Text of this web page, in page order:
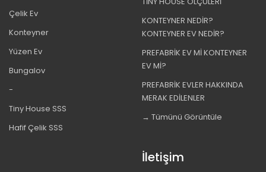
Çelik Ev
Konteyner
Yüzen Ev
Bungalov
-
Tiny House SSS
Hafif Çelik SSS
KONTEYNER NEDİR?
KONTEYNER EV NEDİR?
PREFABRİK EV Mİ KONTEYNER
EV Mİ?
PREFABRİK EVLER HAKKINDA
MERAK EDİLENLER
→ Tümünü Görüntüle
İletişim